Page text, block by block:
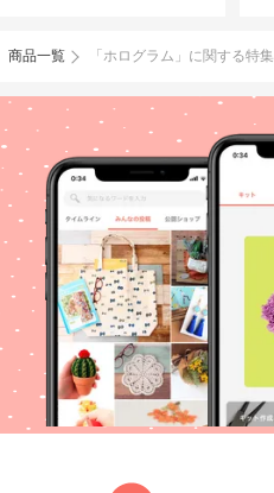
商品一覧 「ホログラム」に関する特集